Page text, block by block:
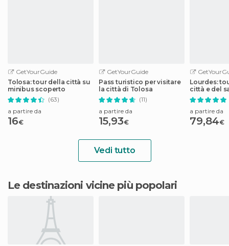
GetYourGuide
Tolosa: tour della città su
minibus scoperto
(63)
a partire da
16€
GetYourGuide
Pass turistico per visitare
la città di Tolosa
(11)
a partire da
15,93€
Lourdes:
città e del
a partire da
79,84€
Vedi tutto
Le destinazioni vicine più popolari